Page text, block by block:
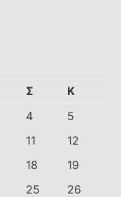
Σ
Κ
4
5
11
12
18
19
25
26